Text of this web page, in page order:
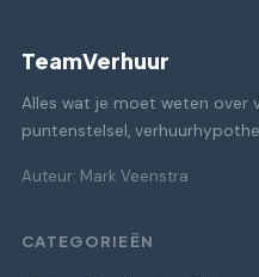
TeamVerhuur
Alles wat je moet weten over
puntenstelsel,
Auteur: Mark Veenstra
CATEGORIEËN